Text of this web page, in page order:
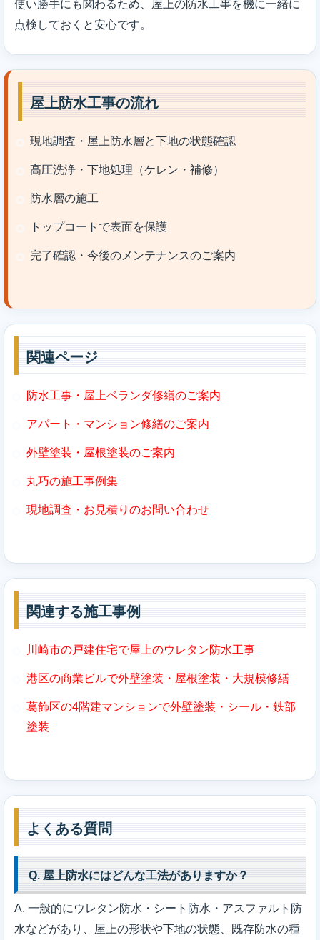
使い勝手にも関わるため、屋上の防水工事を機に一緒に
点検しておくと安心です。
屋上防水工事の流れ
現地調査・屋上防水層と下地の状態確認
高圧洗浄・下地処理（ケレン・補修）
防水層の施工
トップコートで表面を保護
完了確認・今後のメンテナンスのご案内
関連ページ
防水工事・屋上ベランダ修繕のご案内
アパート・マンション修繕のご案内
外壁塗装・屋根塗装のご案内
丸巧の施工事例集
現地調査・お見積りのお問い合わせ
関連する施工事例
川崎市の戸建住宅で屋上のウレタン防水工事
港区の商業ビルで外壁塗装・屋根塗装・大規模修繕
葛飾区の4階建マンションで外壁塗装・シール・鉄部
塗装
よくある質問
Q. 屋上防水にはどんな工法がありますか？
A. 一般的にウレタン防水・シート防水・アスファルト防
水などがあり、屋上の形状や下地の状態、既存防水の種